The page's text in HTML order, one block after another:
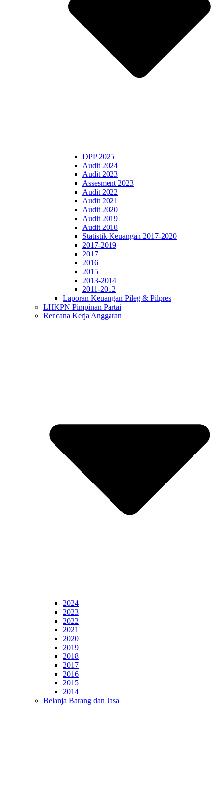
DPP 2025
Audit 2024
Audit 2023
Assesment 2023
Audit 2022
Audit 2021
Audit 2020
Audit 2019
Audit 2018
Statistik Keuangan 2017-2020
2017-2019
2017
2016
2015
2013-2014
2011-2012
Laporan Keuangan Pileg & Pilpres
LHKPN Pimpinan Partai
Rencana Kerja Anggaran
2024
2023
2022
2021
2020
2019
2018
2017
2016
2015
2014
Belanja Barang dan Jasa